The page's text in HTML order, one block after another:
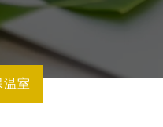
温室